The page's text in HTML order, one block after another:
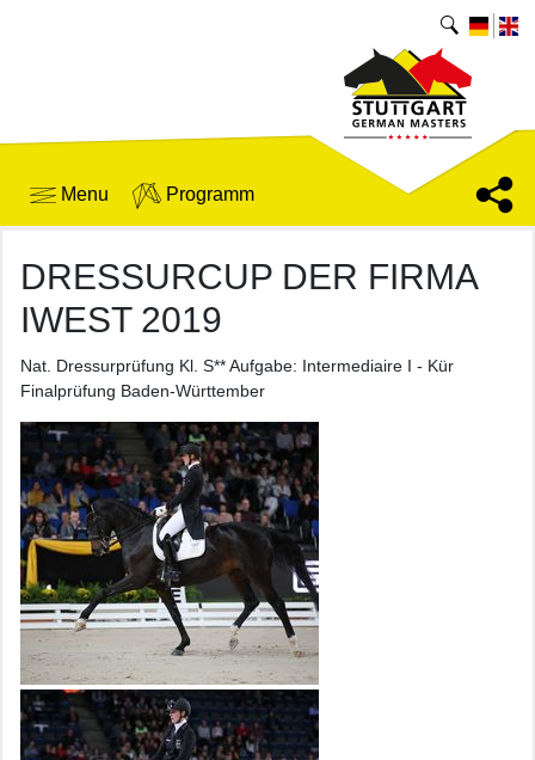
Menu Programm
DRESSURCUP DER FIRMA
IWEST 2019
Nat. Dressurprüfung Kl. S** Aufgabe: Intermediaire I - Kür
Finalprüfung Baden-Württember